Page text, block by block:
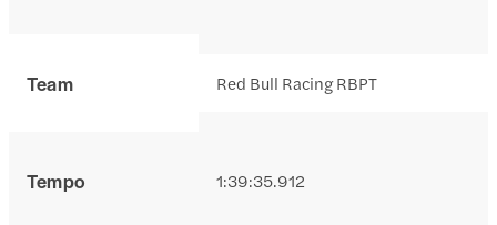
Team
Tempo
Red Bull Racing RBPT
1:39:35.912